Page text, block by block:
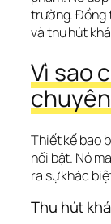
trường. Đồng
và thu hút
Vì sao
Thiết kế bao
nổi bật. Nó
ra sự khác
Thu hút